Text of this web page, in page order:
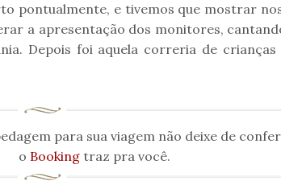
pontualmente, e tivemos que mostrar
a apresentação dos monitores,
Depois foi aquela correria de
para sua viagem não deixe de
o Booking traz pra você.